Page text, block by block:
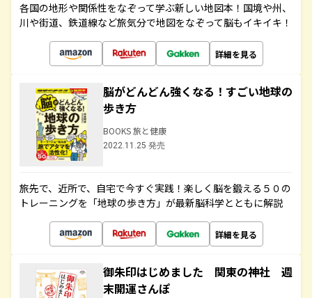
各国の地形や関係性をなぞって学ぶ新しい地図本！国境や州、
川や街道、鉄道線など旅気分で地図をなぞって脳もイキイキ！
詳細を見る
脳がどんどん強くなる！すごい地球の
歩き方
BOOKS 旅と健康
2022.11.25 発売
旅先で、近所で、自宅で今すぐ実践！楽しく脳を鍛える５０の
トレーニングを「地球の歩き方」が最新脳科学とともに解説
詳細を見る
御朱印はじめました 関東の神社 週
末開運さんぽ